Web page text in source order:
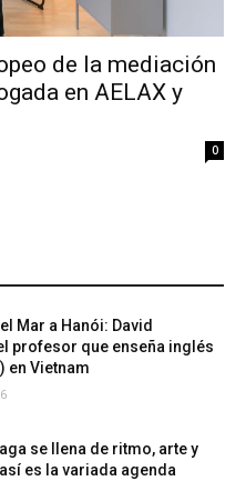
de la mediación
en AELAX y
0
Mar a Hanói: David
profesor que enseña inglés
en Vietnam
se llena de ritmo, arte y
es la variada agenda